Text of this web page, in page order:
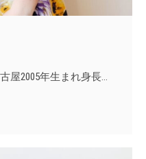
屋2005年生まれ身長…